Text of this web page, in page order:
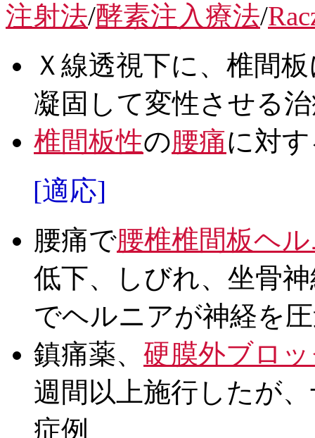
注射法/酵素注入療法/
Ｘ線透視下に、椎間
凝固して変性させる
椎間板性の腰痛に対
[適応]
腰痛で腰椎椎間板ヘ
低下、しびれ、坐骨
でヘルニアが神経を
鎮痛薬、 硬膜外ブロ
週間以上施行したが
症例